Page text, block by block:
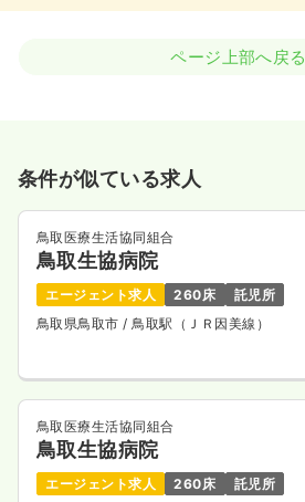
ページ上部へ戻る
条件が似ている求人
鳥取医療生活協同組合
鳥取生協病院
エージェント求人 260床
託児所
鳥取県鳥取市 / 鳥取駅（ＪＲ因美線）
鳥取医療生活協同組合
鳥取生協病院
エージェント求人 260床
託児所